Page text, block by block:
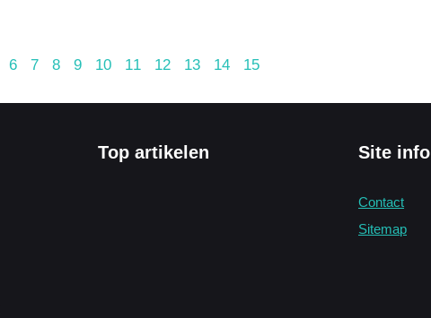
6 7 8 9 10 11 12 13 14 15
Top artikelen Site info
Contact
Sitemap